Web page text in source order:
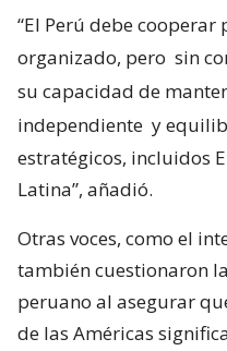
“El Perú debe
organizado, pero sin
su capacidad de
independiente y
estratégicos, incluidos
Latina”, añadió.
Otras voces, como el
también cuestionaron
peruano al asegurar
de las Américas